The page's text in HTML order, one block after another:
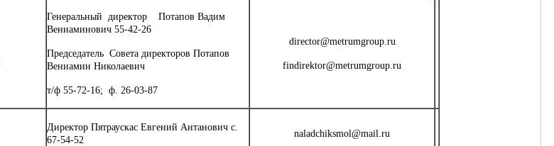
Генеральный директор Потапов Вадим
Вениаминович 55-42-26
Председатель Совета директоров Потапов
Вениамин Николаевич
т/ф 55-72-16; ф. 26-03-87
director@metrumgroup.ru
findirektor@metrumgroup.ru
Директор Пятраускас Евгений Антанович с.
67-54-52
naladchiksmol@mail.ru